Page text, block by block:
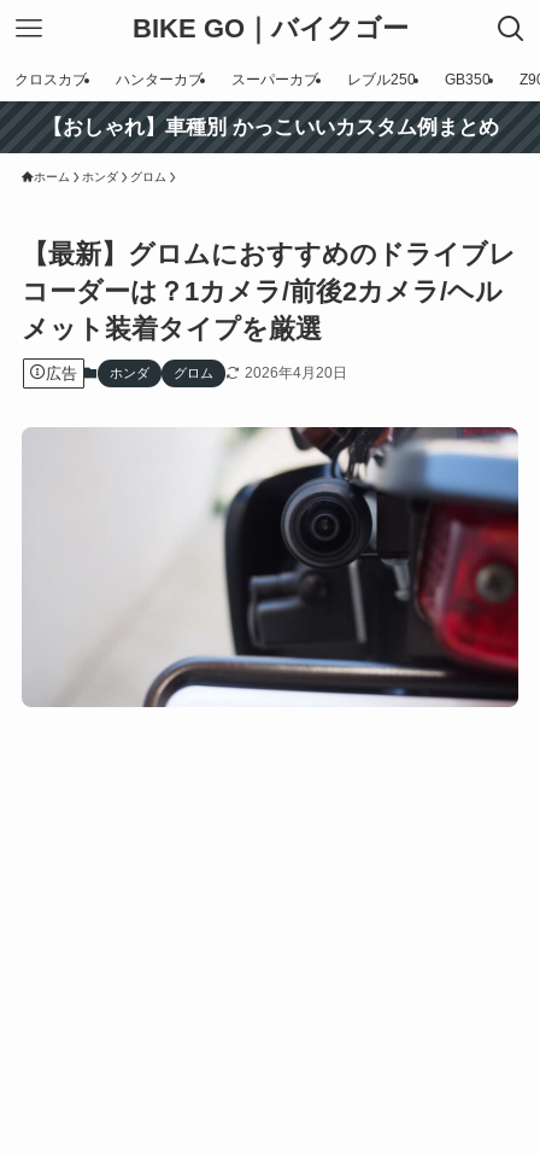
BIKE GO｜バイクゴー
クロスカブ ハンターカブ スーパーカブ レブル250 GB350
【おしゃれ】車種別 かっこいいカスタム例まとめ
ホーム ホンダ グロム
【最新】グロムにおすすめのドライブレ
コーダーは？1カメラ/前後2カメラ/ヘル
メット装着タイプを厳選
広告 ホンダ グロム 2026年4月20日